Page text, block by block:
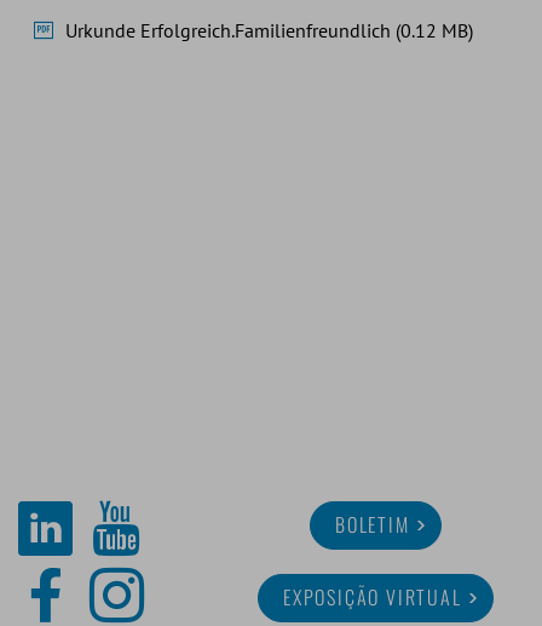
Urkunde Erfolgreich.Familienfreundlich (0.12 MB)
BOLETIM
EXPOSIÇÃO VIRTUAL